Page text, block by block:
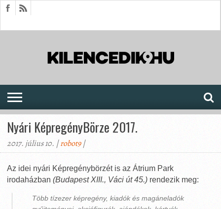
Nyári KépregényBörze 2017.
2017. július 10. |robot9|
Az idei nyári Képregénybörzét is az Átrium Park
irodaházban (Budapest XIII., Váci út 45.) rendezik meg:
Több tízezer képregény, kiadók és magáneladók